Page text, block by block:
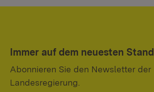
Immer auf dem neuesten Stand
Abonnieren Sie den Newsletter der
Landesregierung.